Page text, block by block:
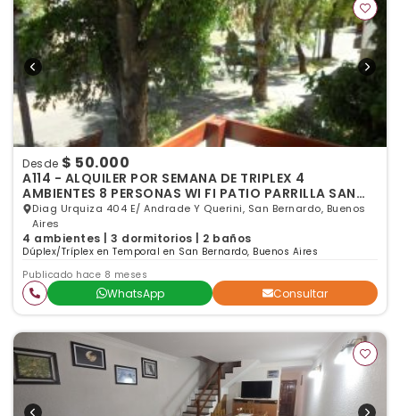
Desde $ 50.000
A114 - ALQUILER POR SEMANA DE TRIPLEX 4
AMBIENTES 8 PERSONAS WI FI PATIO PARRILLA SAN
BERNARDO
Diag Urquiza 404 E/ Andrade Y Querini, San Bernardo, Buenos
Aires
4 ambientes | 3 dormitorios | 2 baños
Dúplex/Tríplex en Temporal en San Bernardo, Buenos Aires
Publicado hace 8 meses
WhatsApp Consultar